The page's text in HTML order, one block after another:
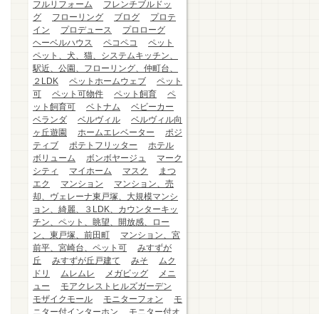
フルリフォーム
フレンチブルドッ
グ
フローリング ブログ
プロテ
イン
プロデュース
プロローグ
ヘーベルハウス
ペコペコ
ペット
ペット、犬、猫、システムキッチン、
駅近、公園、フローリング、仲町台、
２LDK
ペットホームウェブ
ペット
可
ペット可物件 ペット飼育
ペ
ット飼育可
ベトナム
ベビーカー
ベランダ
ベルヴィル
ベルヴィル向
ヶ丘遊園
ホームエレベーター
ポジ
ティブ
ポテトフリッター
ホテル
ボリューム
ボンボヤージュ
マーク
シティ
マイホーム マスク
まつ
エク
マンション
マンション、売
却、ヴェレーナ東戸塚、大規模マンシ
ョン、綺麗、３LDK、カウンターキッ
チン、ペット、眺望、開放感、ロー
ン、東戸塚、前田町
マンション、宮
前平、宮崎台、ペット可
みすずが
丘
みすずが丘戸建て みそ
ムク
ドリ
ムレムレ メガビッグ
メニ
ュー
モアクレストヒルズガーデン
モザイクモール
モニターフォン
モ
ニター付インターホン
モニター付オ